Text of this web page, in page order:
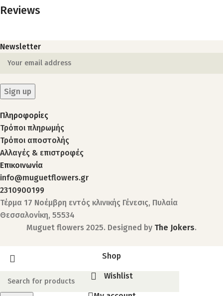
Reviews
Newsletter
Πληροφορίες
Τρόποι πληρωμής
Τρόποι αποστολής
Αλλαγές & επιστροφές
Επικοινωνία
info@muguetflowers.gr
2310900199
Τέρμα 17 Νοέμβρη εντός κλινικής Γένεσις, Πυλαία
Θεσσαλονίκη, 55534
Muguet flowers 2025. Designed by The Jokers.
Shop
Wishlist